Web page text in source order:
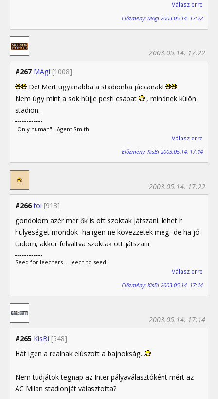
Válasz erre
Előzmény: MAgi 2003.05.14. 17:22
#267 MAgi [1008]
2003.05.14. 17:22
De! Mert ugyanabba a stadionba jáccanak!
Nem úgy mint a sok hüjje pesti csapat
, mindnek külön
stadion.
"Only human" - Agent Smith
Válasz erre
Előzmény: KisBi 2003.05.14. 17:14
#266 toi [913]
2003.05.14. 17:22
gondolom azér mer ők is ott szoktak játszani. lehet h
hülyeséget mondok -ha igen ne kövezzetek meg- de ha jól
tudom, akkor felváltva szoktak ott játszani
Seed for leechers ... leech to seed
Válasz erre
Előzmény: KisBi 2003.05.14. 17:14
#265 KisBi [548]
2003.05.14. 17:14
Hát igen a realnak elúszott a bajnokság...
Nem tudjátok tegnap az Inter pályaválasztóként mért az
AC Milan stadionját választotta?